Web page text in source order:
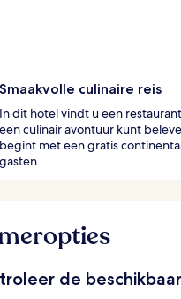
Smaakvolle culinaire reis
In dit hotel vindt u een
een culinair avontuur kunt
begint met een gratis
gasten.
de